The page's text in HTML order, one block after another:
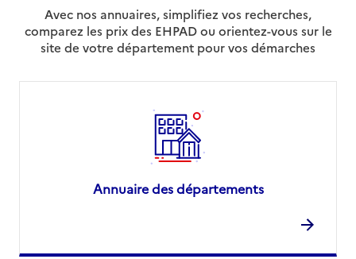
Avec nos annuaires, simplifiez vos recherches,
comparez les prix des EHPAD ou orientez-vous sur le
site de votre département pour vos démarches
Annuaire des départements